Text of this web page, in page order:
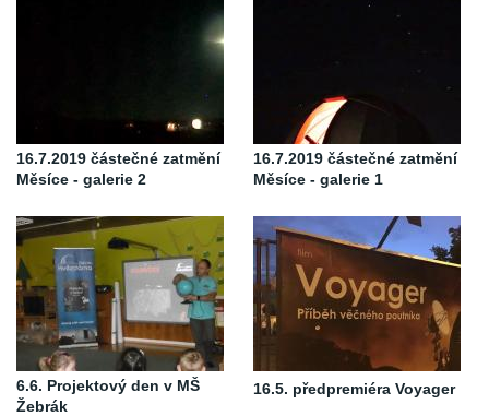
16.7.2019 částečné zatmění
Měsíce - galerie 2
16.7.2019 částečné zatmění
Měsíce - galerie 1
6.6. Projektový den v MŠ
Žebrák
16.5. předpremiéra Voyager